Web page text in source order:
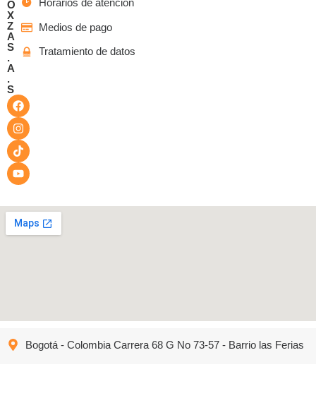
O
X
Z
A
S
.
A
.
S
Horarios de atención
Medios de pago
Tratamiento de datos
Bogotá - Colombia Carrera 68 G No 73-57 - Barrio las Ferias